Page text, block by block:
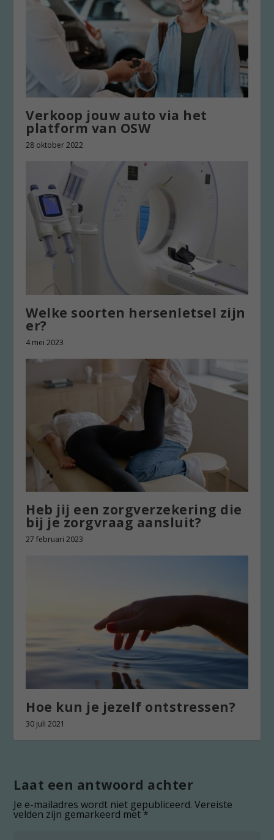
Verkoop jouw auto via het
platform van OSW
28 oktober 2022
Welke soorten hersenletsel zijn
er?
4 mei 2023
Heb jij een zorgverzekering die
bij je zorgvraag aansluit?
27 februari 2023
Hoe kun je jezelf ontstressen?
30 juli 2021
Laat een antwoord achter
Je e-mailadres wordt niet gepubliceerd. Vereiste
velden zijn gemarkeerd met*